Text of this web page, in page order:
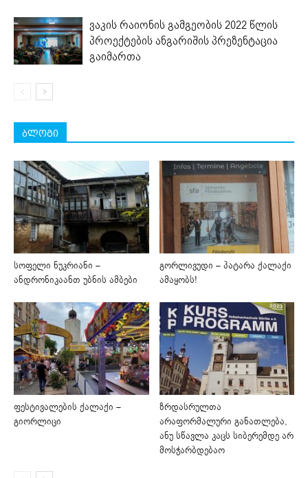
ვაკის რაიონის გამგეობის 2022 წლის
პროექტების ანგარიშის პრეზენტაცია
გაიმართა
ბლოგი
სოფელი ნუკრიანი –
ანდრონიკაანთ უბნის ამბები
გორლივუდი – პატარა ქალაქი
ამაყობს!
ფესტივალების ქალაქი –
გიორლიცი
ზრდასრულთა
არაფორმალური განათლება,
ანუ სწავლა კაცს სიბერემდე არ
მოსჭარბდებაო